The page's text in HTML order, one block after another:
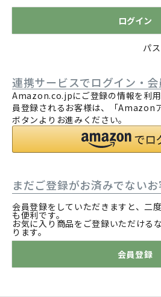
)
ログイン
パ
連携サービスでログイン・
Amazon.co.jpにご登録の情報を利
員登録されるお客様は、「Amazon
ボタンよりお進みください。
まだご登録がお済みでない
会員登録をしていただきますと、二
も便利です。
お気に入り商品をご登録いただける
ります。
会員登録